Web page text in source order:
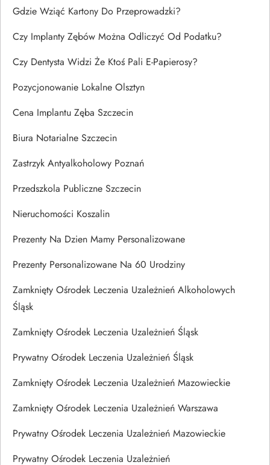
Gdzie Wziąć Kartony Do Przeprowadzki?
Czy Implanty Zębów Można Odliczyć Od Podatku?
Czy Dentysta Widzi Że Ktoś Pali E-Papierosy?
Pozycjonowanie Lokalne Olsztyn
Cena Implantu Zęba Szczecin
Biura Notarialne Szczecin
Zastrzyk Antyalkoholowy Poznań
Przedszkola Publiczne Szczecin
Nieruchomości Koszalin
Prezenty Na Dzien Mamy Personalizowane
Prezenty Personalizowane Na 60 Urodziny
Zamknięty Ośrodek Leczenia Uzależnień Alkoholowych
Śląsk
Zamknięty Ośrodek Leczenia Uzależnień Śląsk
Prywatny Ośrodek Leczenia Uzależnień Śląsk
Zamknięty Ośrodek Leczenia Uzależnień Mazowieckie
Zamknięty Ośrodek Leczenia Uzależnień Warszawa
Prywatny Ośrodek Leczenia Uzależnień Mazowieckie
Prywatny Ośrodek Leczenia Uzależnień